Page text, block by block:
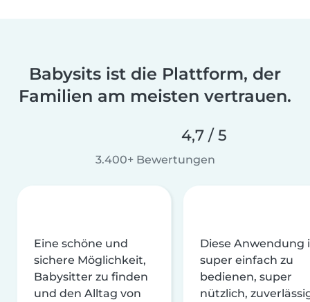
Babysits ist die Plattform, der
Familien am meisten vertrauen.
4,7 / 5
3.400+ Bewertungen
Eine schöne und
sichere Möglichkeit,
Babysitter zu finden
und den Alltag von
Diese Anwendung
super einfach zu
bedienen, super
nützlich,